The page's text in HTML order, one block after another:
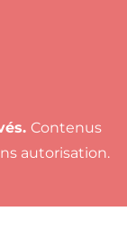
Contenus
autorisation.